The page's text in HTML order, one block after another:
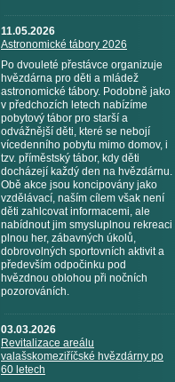
11.05.2026
Astronomické tábory 2026
Po dvouleté přestávce organizuje
hvězdárna pro děti a mládež
astronomické tábory. Podobně jako
v předchozích letech nabízíme
pobytový tábor pro starší a
odvážnější děti, které se nebojí
vícedenního pobytu mimo domov, i
tzv. příměstský tábor, kdy děti
docházejí každý den na hvězdárnu.
Obě akce jsou koncipovány jako
vzdělávací, naším cílem však není
děti zahlcovat informacemi, ale
nabídnout jim smysluplnou rekreaci
plnou her, zábavných úkolů,
dobrovolných sportovních aktivit a
především odpočinku pod
hvězdnou oblohou při nočních
pozorováních.
03.03.2026
Revitalizace areálu
valašskomeziříčské hvězdárny po
60 letech